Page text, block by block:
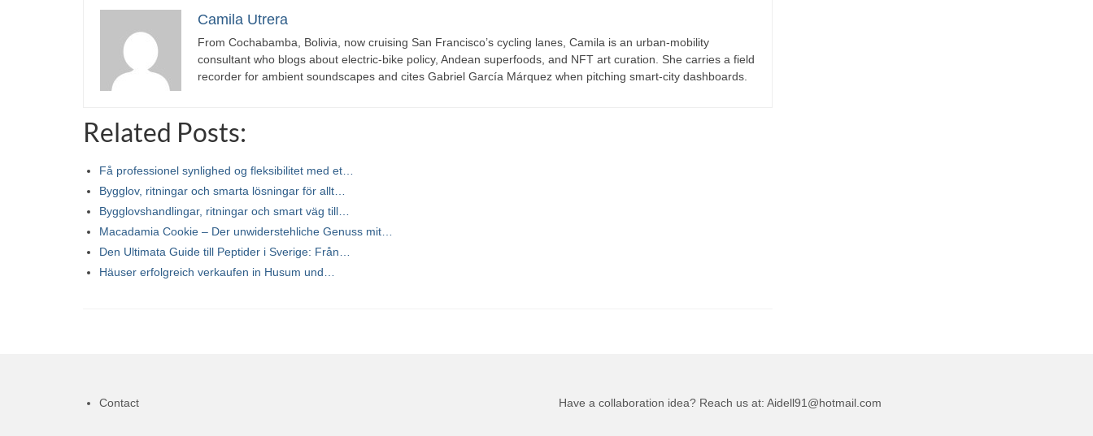
Camila Utrera
From Cochabamba, Bolivia, now cruising San Francisco’s cycling lanes, Camila is an urban-mobility
consultant who blogs about electric-bike policy, Andean superfoods, and NFT art curation. She carries a field
recorder for ambient soundscapes and cites Gabriel García Márquez when pitching smart-city dashboards.
Related Posts:
Få professionel synlighed og fleksibilitet med et…
Bygglov, ritningar och smarta lösningar för allt…
Bygglovshandlingar, ritningar och smart väg till…
Macadamia Cookie – Der unwiderstehliche Genuss mit…
Den Ultimata Guide till Peptider i Sverige: Från…
Häuser erfolgreich verkaufen in Husum und…
Contact Have a collaboration idea? Reach us at: Aidell91@hotmail.com